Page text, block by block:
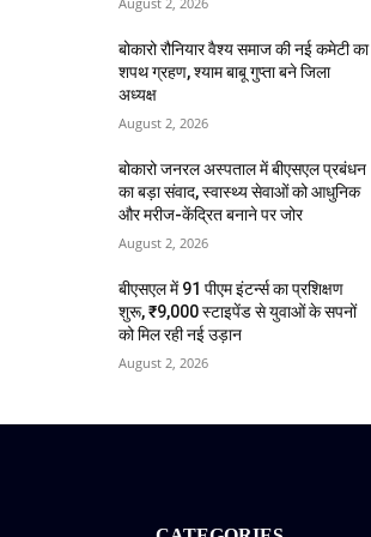
बोकारो रौनियार वैश्य समाज की नई कमेटी का
शपथ ग्रहण, श्याम बाबू गुप्ता बने जिला
अध्यक्ष
August 2, 2026
बोकारो जनरल अस्पताल में बीएसएल प्रबंधन
का बड़ा संवाद, स्वास्थ्य सेवाओं को आधुनिक
और मरीज-केंद्रित बनाने पर जोर
August 2, 2026
बीएसएल में 91 पीएम इंटर्न्स का प्रशिक्षण
शुरू, ₹9,000 स्टाइपेंड से युवाओं के सपनों
को मिल रही नई उड़ान
August 2, 2026